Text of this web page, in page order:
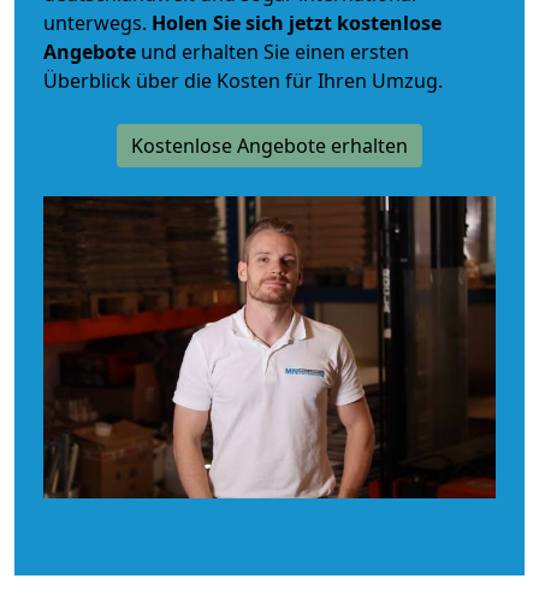
unterwegs. Holen Sie sich jetzt kostenlose
Angebote und erhalten Sie einen ersten
Überblick über die Kosten für Ihren Umzug.
Kostenlose Angebote erhalten